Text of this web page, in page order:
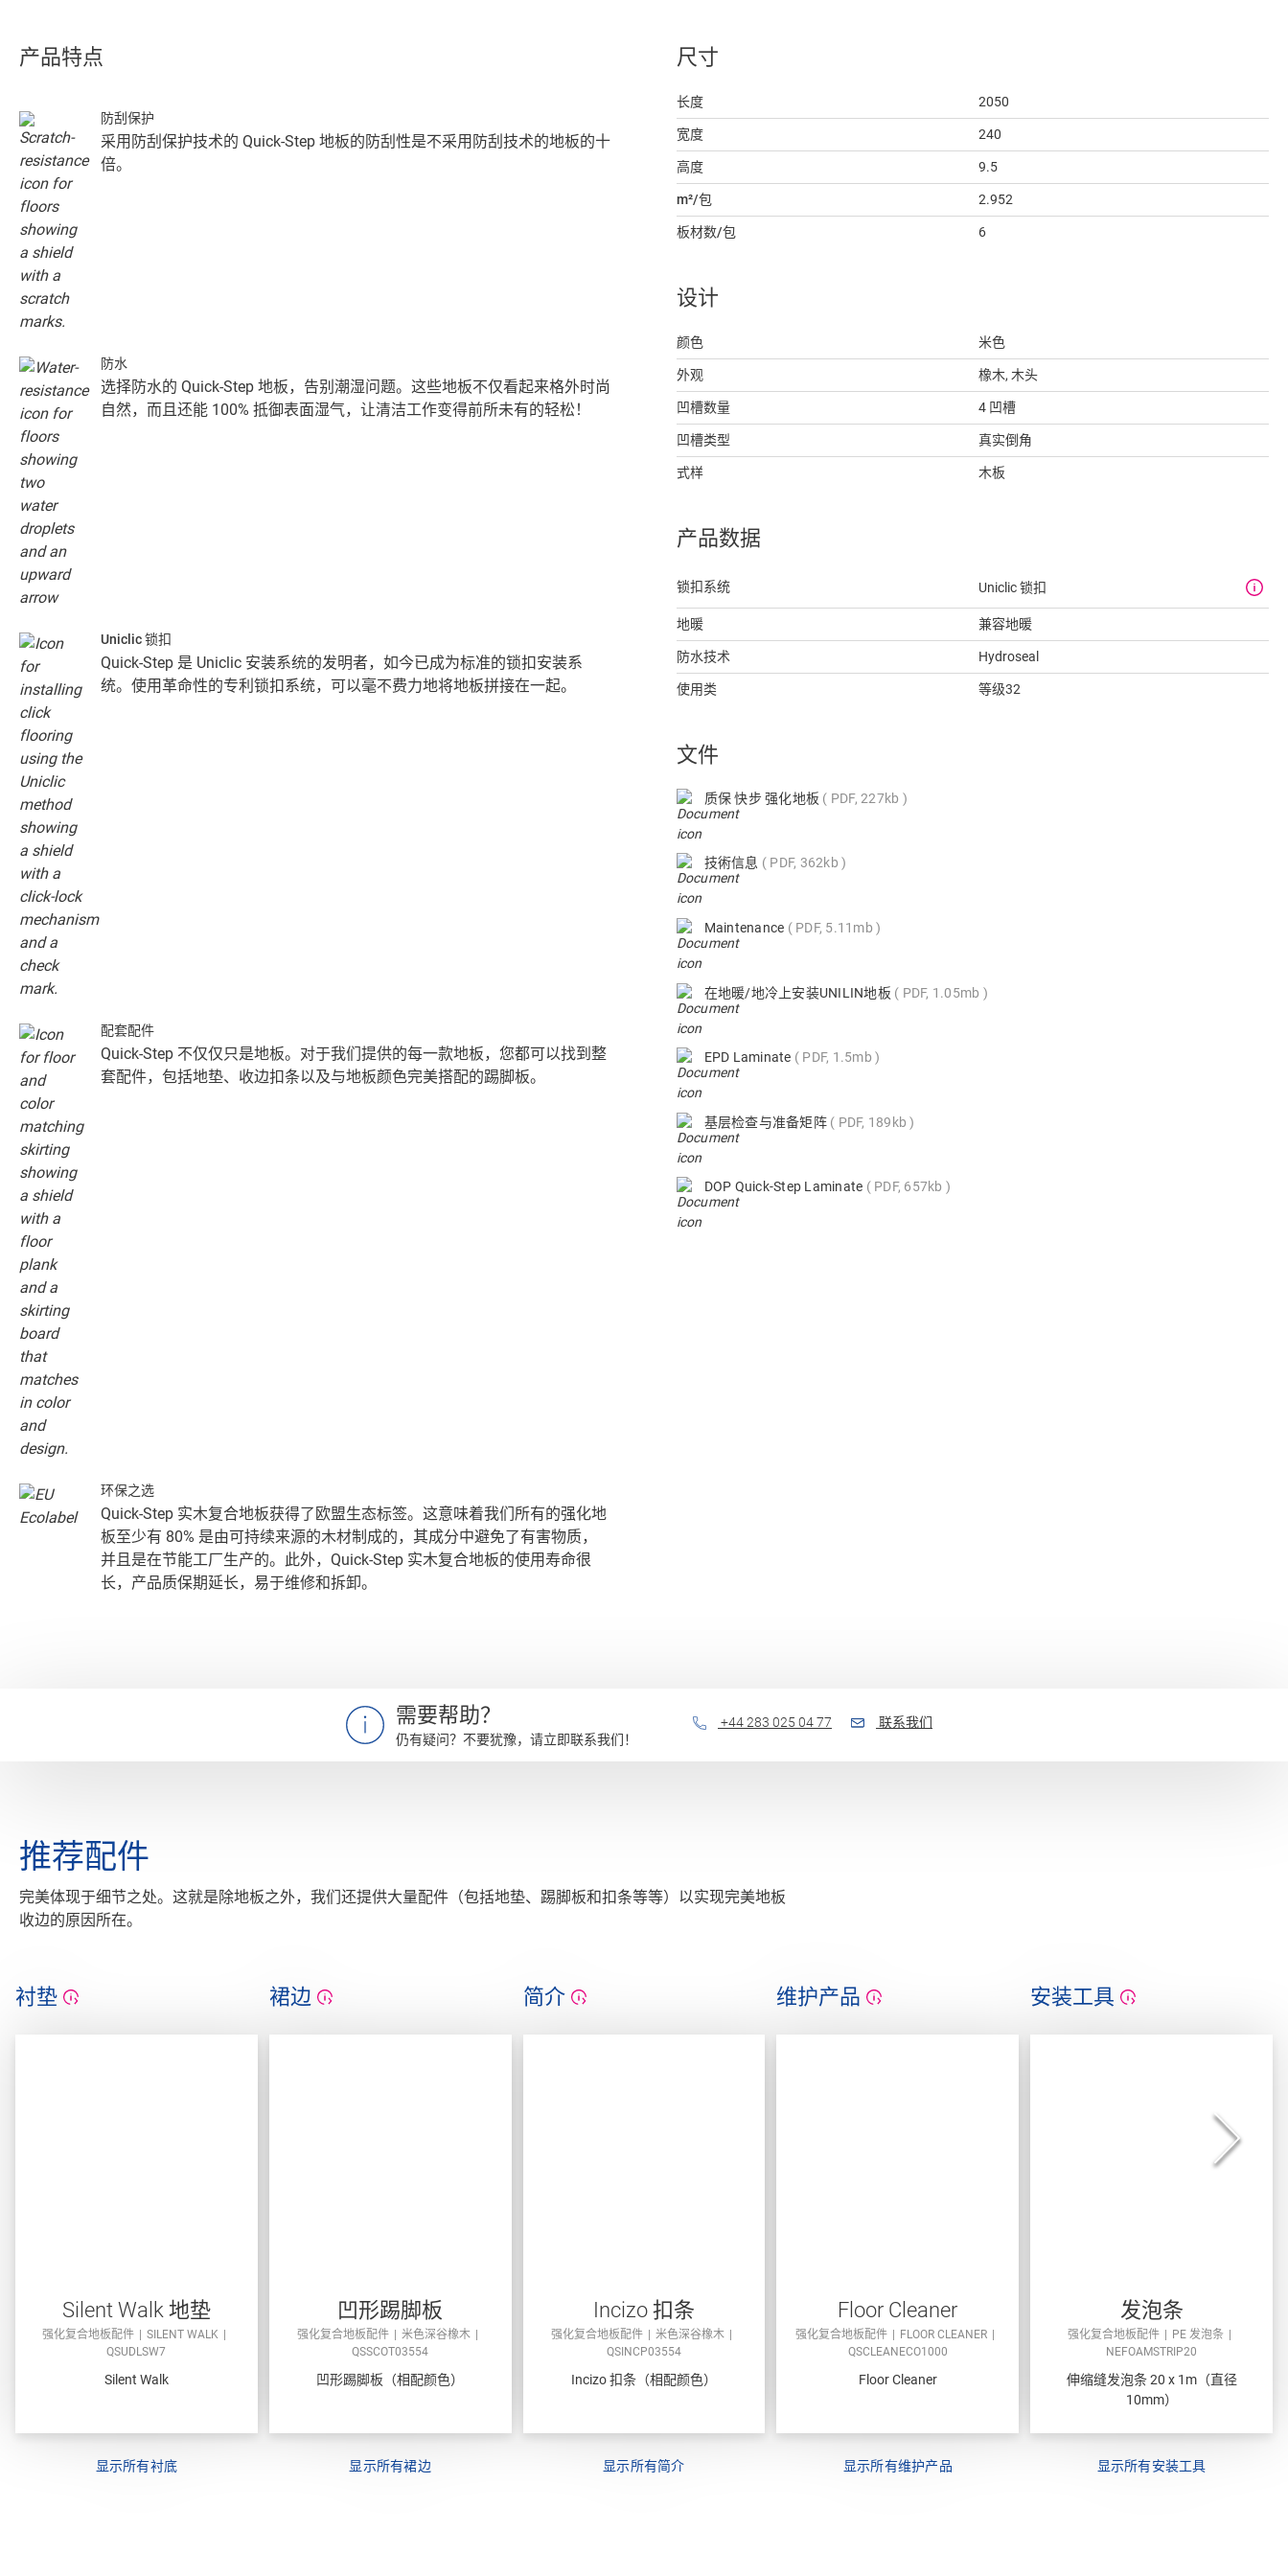
产品特点
防刮保护
采用防刮保护技术的 Quick-Step 地板的防刮性是不采用防刮技术的地板的十
倍。
防水
选择防水的 Quick-Step 地板，告别潮湿问题。这些地板不仅看起来格外时尚
自然，而且还能 100% 抵御表面湿气，让清洁工作变得前所未有的轻松！
Uniclic 锁扣
Quick-Step 是 Uniclic 安装系统的发明者，如今已成为标准的锁扣安装系
统。使用革命性的专利锁扣系统，可以毫不费力地将地板拼接在一起。
配套配件
Quick-Step 不仅仅只是地板。对于我们提供的每一款地板，您都可以找到整
套配件，包括地垫、收边扣条以及与地板颜色完美搭配的踢脚板。
环保之选
Quick-Step 实木复合地板获得了欧盟生态标签。这意味着我们所有的强化地
板至少有 80% 是由可持续来源的木材制成的，其成分中避免了有害物质，
并且是在节能工厂生产的。此外，Quick-Step 实木复合地板的使用寿命很
长，产品质保期延长，易于维修和拆卸。
尺寸
长度 2050
宽度 240
高度 9.5
m²/包 2.952
板材数/包 6
设计
颜色 米色
外观 橡木, 木头
凹槽数量 4 凹槽
凹槽类型 真实倒角
式样 木板
产品数据
锁扣系统 Uniclic 锁扣
地暖 兼容地暖
防水技术 Hydroseal
使用类 等级32
文件
质保 快步 强化地板 PDF, 227kb
技術信息 PDF, 362kb
Maintenance PDF, 5.11mb
在地暖/地冷上安装UNILIN地板 PDF, 1.05mb
EPD Laminate PDF, 1.5mb
基层检查与准备矩阵 PDF, 189kb
DOP Quick-Step Laminate PDF, 657kb
需要帮助？
仍有疑问？不要犹豫，请立即联系我们！
+44 283 025 04 77 联系我们
推荐配件
完美体现于细节之处。这就是除地板之外，我们还提供大量配件（包括地垫、踢脚板和扣条等等）以实现完美地板
收边的原因所在。
衬垫
Silent Walk 地垫
强化复合地板配件
SILENT WALK
QSUDLSW7
Silent Walk
显示所有衬底
裙边
凹形踢脚板
强化复合地板配件
米色深谷橡木
QSSCOT03554
凹形踢脚板（相配颜色）
显示所有裙边
简介
Incizo 扣条
强化复合地板配件
米色深谷橡木
QSINCP03554
Incizo 扣条（相配颜色）
显示所有简介
维护产品
Floor Cleaner
强化复合地板配件
FLOOR CLEANER
QSCLEANECO1000
Floor Cleaner
显示所有维护产品
安装工具
发泡条
强化复合地板配件
PE 发泡条
NEFOAMSTRIP20
伸缩缝发泡条 20 x 1m（直径
10mm）
显示所有安装工具